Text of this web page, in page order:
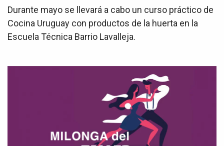
Durante mayo se llevará a cabo un curso práctico de
Cocina Uruguay con productos de la huerta en la
Escuela Técnica Barrio Lavalleja.